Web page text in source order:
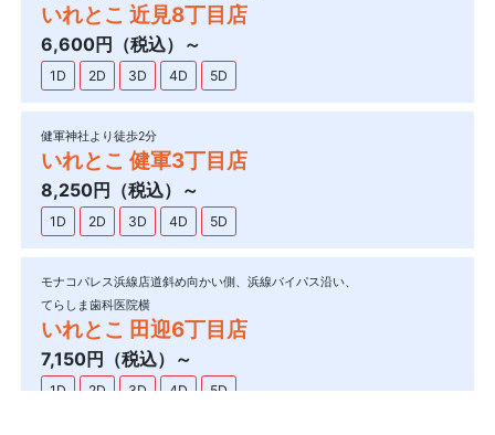
いれとこ 近見8丁目店
6,600円（税込）～
1D 2D 3D 4D 5D
健軍神社より徒歩2分
いれとこ 健軍3丁目店
8,250円（税込）～
1D 2D 3D 4D 5D
モナコパレス浜線店道斜め向かい側、浜線バイパス沿い、
てらしま歯科医院横
いれとこ 田迎6丁目店
7,150円（税込）～
1D 2D 3D 4D 5D